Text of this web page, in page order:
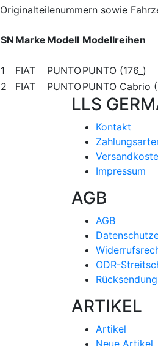
Originalteilenummern sowie
SN Marke Modell Modellreihen
1 FIAT PUNTOPUNTO (176_)
2
FIAT PUNTOPUNTO Cabrio
LLS
Kontakt
Impressum
AGB
AGB
ODR-
Rücksendung
ARTIKEL
Artikel
Neue Artikel